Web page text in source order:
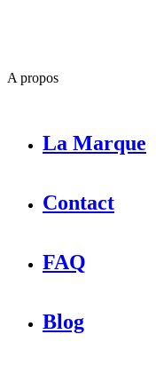
A propos
La Marque
Contact
FAQ
Blog